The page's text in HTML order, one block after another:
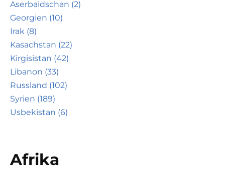
Aserbaidschan (2)
Georgien (10)
Irak (8)
Kasachstan (22)
Kirgisistan (42)
Libanon (33)
Russland (102)
Syrien (189)
Usbekistan (6)
Afrika